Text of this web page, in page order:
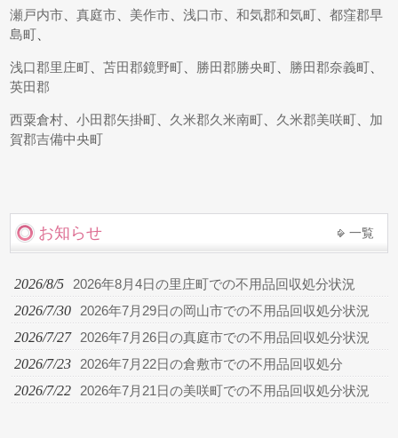
瀬戸内市 、真庭市 美作市 、浅口市 、和気郡和気町 、都窪郡早
島町
浅口郡里庄町 、苫田郡鏡野町 勝田郡勝央町 勝田郡奈義町
英田郡
西粟倉村 、小田郡矢掛町 久米郡久米南町 久米郡美咲町
加
賀郡吉備中央町
お知らせ 一覧
2026/8/5 2026年8月4日の里庄町での不用品回収処分状況
2026/7/30 2026年7月29日の岡山市での不用品回収処分状況
2026/7/27 2026年7月26日の真庭市での不用品回収処分状況
2026/7/23 2026年7月22日の倉敷市での不用品回収処分
2026/7/22 2026年7月21日の美咲町での不用品回収処分状況